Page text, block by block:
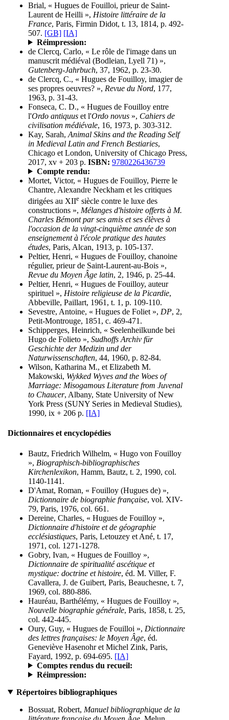
Brial, « Hugues de Fouilloi, prieur de Saint-
Laurent de Heilli », Histoire littéraire de la
France, Paris, Firmin Didot, t. 13, 1814, p. 492-
507. [GB] [IA]
Réimpression:
de Clercq, Carlo, « Le rôle de l'image dans un
manuscrit médiéval (Bodleian, Lyell 71) »,
Gutenberg-Jahrbuch, 37, 1962, p. 23-30.
de Clercq, C., « Hugues de Fouilloy, imagier de
ses propres oeuvres? », Revue du Nord, 177,
1963, p. 31-43.
Fonseca, C. D., « Hugues de Fouilloy entre
l'Ordo antiquus et l'Ordo novus », Cahiers de
civilisation médiévale, 16, 1973, p. 303-312.
Kay, Sarah, Animal Skins and the Reading Self
in Medieval Latin and French Bestiaries,
Chicago et London, University of Chicago Press,
2017, xv + 203 p. ISBN: 9780226436739
Compte rendu:
Mortet, Victor, « Hugues de Fouilloy, Pierre le
Chantre, Alexandre Neckham et les critiques
dirigées au XIIe siècle contre le luxe des
constructions », Mélanges d'histoire offerts à M.
Charles Bémont par ses amis et ses élèves à
l'occasion de la vingt-cinquième année de son
enseignement à l'école pratique des hautes
études, Paris, Alcan, 1913, p. 105-137.
Peltier, Henri, « Hugues de Fouilloy, chanoine
régulier, prieur de Saint-Laurent-au-Bois »,
Revue du Moyen Âge latin, 2, 1946, p. 25-44.
Peltier, Henri, « Hugues de Fouilloy, auteur
spirituel », Histoire religieuse de la Picardie,
Abbeville, Paillart, 1961, t. 1, p. 109-110.
Sevestre, Antoine, « Hugues de Foliet », DP, 2,
Petit-Montrouge, 1851, c. 469-471.
Schipperges, Heinrich, « Seelenheilkunde bei
Hugo de Folieto », Sudhoffs Archiv für
Geschichte der Medizin und der
Naturwissenschaften, 44, 1960, p. 82-84.
Wilson, Katharina M., et Elizabeth M.
Makowski, Wykked Wyves and the Woes of
Marriage: Misogamous Literature from Juvenal
to Chaucer, Albany, State University of New
York Press (SUNY Series in Medieval Studies),
1990, ix + 206 p. [IA]
Dictionnaires et encyclopédies
Bautz, Friedrich Wilhelm, « Hugo von Fouilloy
», Biographisch-bibliographisches
Kirchenlexikon, Hamm, Bautz, t. 2, 1990, col.
1140-1141.
D'Amat, Roman, « Fouilloy (Hugues de) »,
Dictionnaire de biographie française, vol. XIV-
79, Paris, 1976, col. 661.
Dereine, Charles, « Hugues de Fouilloy »,
Dictionnaire d'histoire et de géographie
ecclésiastiques, Paris, Letouzey et Ané, t. 17,
1971, col. 1271-1278.
Gobry, Ivan, « Hugues de Fouilloy »,
Dictionnaire de spiritualité ascétique et
mystique: doctrine et histoire, éd. M. Viller, F.
Cavallera, J. de Guibert, Paris, Beauchesne, t. 7,
1969, col. 880-886.
Hauréau, Barthélémy, « Hugues de Fouilloy »,
Nouvelle biographie générale, Paris, 1858, t. 25,
col. 442-445.
Oury, Guy, « Hugues de Fouilloi », Dictionnaire
des lettres françaises: le Moyen Âge, éd.
Geneviève Hasenohr et Michel Zink, Paris,
Fayard, 1992, p. 694-695. [IA]
Comptes rendus du recueil:
Réimpression:
Répertoires bibliographiques
Bossuat, Robert, Manuel bibliographique de la